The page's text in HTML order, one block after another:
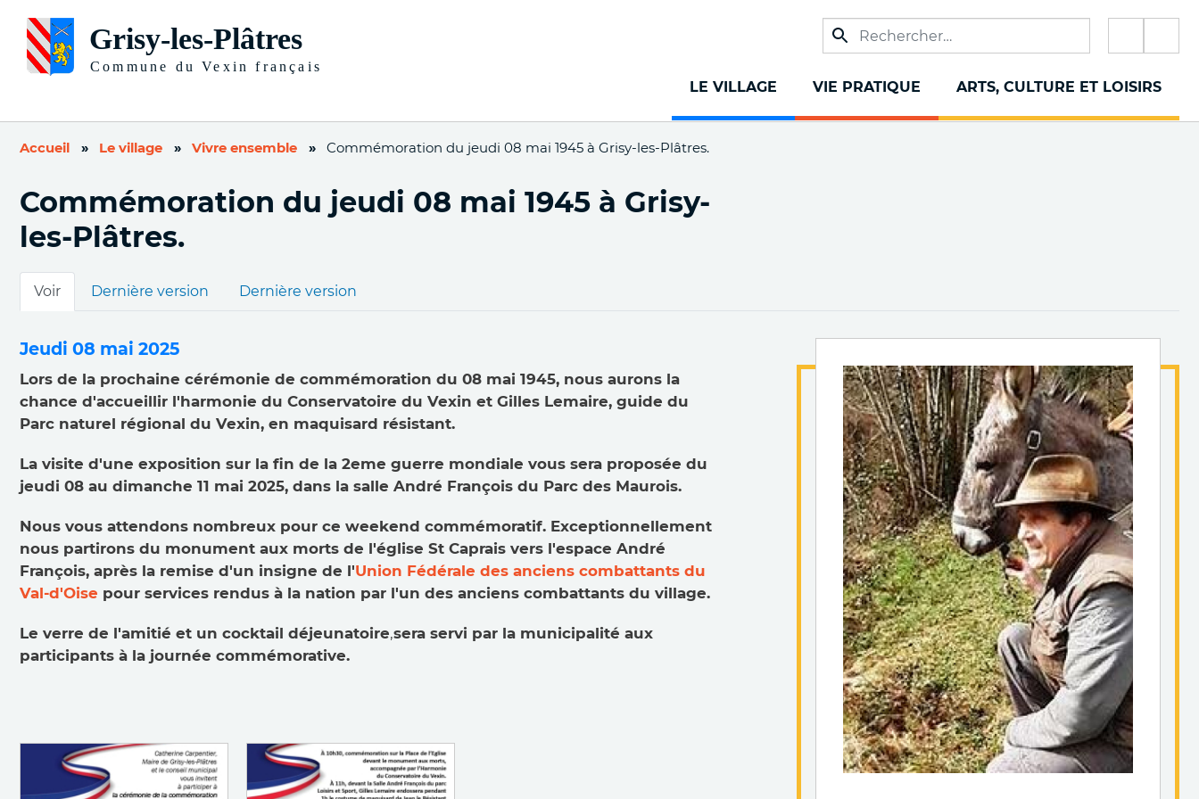
LE VILLAGE VIE PRATIQUE ARTS, CULTURE ET LOISIRS
Accueil Le village Vivre ensemble Commémoration du jeudi 08 mai 1945 à Grisy-les-Plâtres.
Commémoration du jeudi 08 mai 1945 à Grisy-
les-Plâtres.
Onglets
Voir Dernière version Dernière version
Jeudi 08 mai 2025
Lors de la prochaine cérémonie de commémoration du 08 mai 1945, nous aurons la
chance d'accueillir l'harmonie du Conservatoire du Vexin et Gilles Lemaire, guide du
Parc naturel régional du Vexin, en maquisard résistant.
La visite d'une exposition sur la fin de la 2eme guerre mondiale vous sera proposée du
jeudi 08 au dimanche 11 mai 2025, dans la salle André François du Parc des Maurois.
Nous vous attendons nombreux pour ce weekend commémoratif. Exceptionnellement
nous partirons du monument aux morts de l'église St Caprais vers l'espace André
François, après la remise d'un insigne de l'Union Fédérale des anciens combattants du
Val-d'Oise pour services rendus à la nation par l'un des anciens combattants du village.
Le verre de l'amitié et un cocktail déjeunatoire,sera servi par la municipalité aux
participants à la journée commémorative.